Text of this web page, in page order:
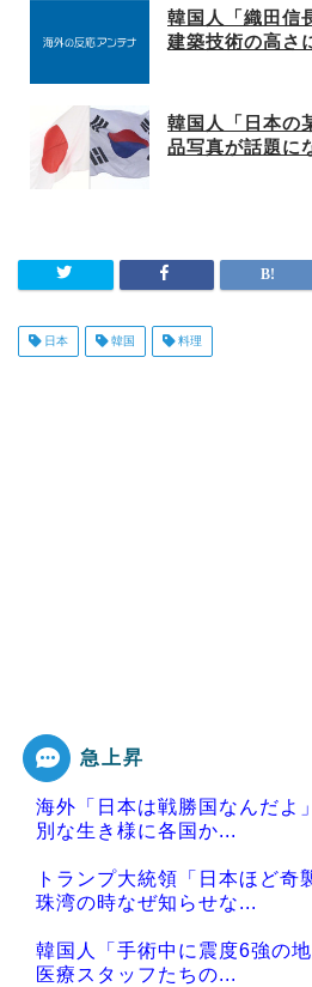
韓国人「織田信
建築技術の高さ
韓国人「日本の
品写真が話題に
日本 韓国 料理
急上昇
海外「日本は戦勝国なんだよ
別な生き様に各国か...
トランプ大統領「日本ほど奇
珠湾の時なぜ知らせな...
韓国人「手術中に震度6強の
医療スタッフたちの...